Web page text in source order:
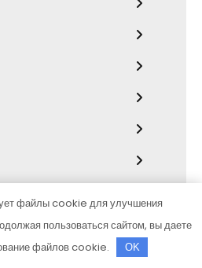
файлы cookie для улучшения
пользоваться сайтом, вы даете
файлов cookie.
OK